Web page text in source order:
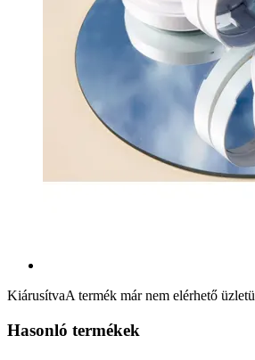
KiárusítvaA termék már nem elérhető
Hasonló termékek